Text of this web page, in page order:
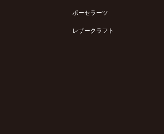
ポーセラーツ
レザークラフト